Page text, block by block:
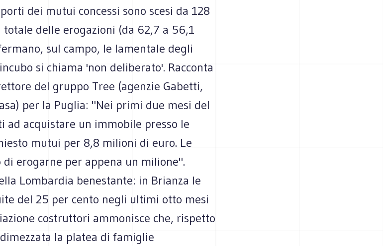
dei mutui concessi sono scesi da 128
totale delle erogazioni (da 62,7 a 56,1
sul campo, le lamentale degli
si chiama 'non deliberato'. Racconta
del gruppo Tree (agenzie Gabetti,
per la Puglia: "Nei primi due mesi del
ad acquistare un immobile presso le
mutui per 8,8 milioni di euro. Le
di erogarne per appena un milione".
Lombardia benestante: in Brianza le
del 25 per cento negli ultimi otto mesi
costruttori ammonisce che, rispetto
la platea di famiglie